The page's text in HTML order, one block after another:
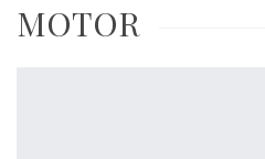
MOTOR